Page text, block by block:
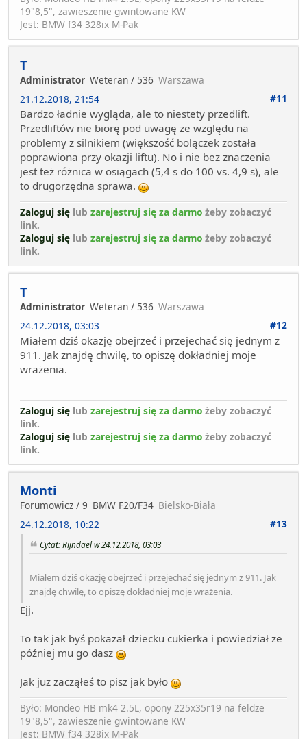
19"8,5", zawieszenie gwintowane KW
Jest: BMW f34 328ix M-Pak
T
Administrator Weteran / 536 Warszawa
21.12.2018, 21:54
#11
Bardzo ładnie wygląda, ale to niestety przedlift.
Przedliftów nie biorę pod uwagę ze względu na
problemy z silnikiem (większość bolączek została
poprawiona przy okazji liftu). No i nie bez znaczenia
jest też różnica w osiągach (5,4 s do 100 vs. 4,9 s), ale
to drugorzędna sprawa.
Zaloguj się lub zarejestruj się za darmo żeby zobaczyć
link.
Zaloguj się lub zarejestruj się za darmo żeby zobaczyć
link.
T
Administrator Weteran / 536 Warszawa
24.12.2018, 03:03
#12
Miałem dziś okazję obejrzeć i przejechać się jednym z
911. Jak znajdę chwilę, to opiszę dokładniej moje
wrażenia.
Zaloguj się lub zarejestruj się za darmo żeby zobaczyć
link.
Zaloguj się lub zarejestruj się za darmo żeby zobaczyć
link.
Monti
Forumowicz / 9 BMW F20/F34 Bielsko-Biała
24.12.2018, 10:22
#13
Cytat: Rijndael w 24.12.2018, 03:03
Miałem dziś okazję obejrzeć i przejechać się jednym z 911. Jak
znajdę chwilę, to opiszę dokładniej moje wrażenia.
Ejj.
To tak jak byś pokazał dziecku cukierka i powiedział ze
później mu go dasz
Jak juz zacząłeś to pisz jak było
Było: Mondeo HB mk4 2.5L, opony 225x35r19 na feldze
19"8,5", zawieszenie gwintowane KW
Jest: BMW f34 328ix M-Pak